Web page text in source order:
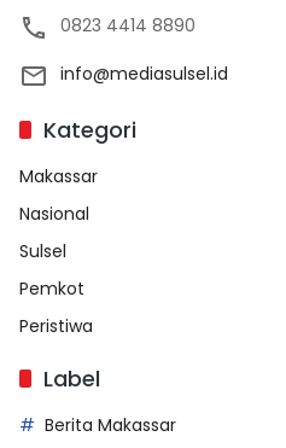
0823 4414 8890
info@mediasulsel.id
Kategori
Makassar
Nasional
Sulsel
Pemkot
Peristiwa
Label
Berita Makassar